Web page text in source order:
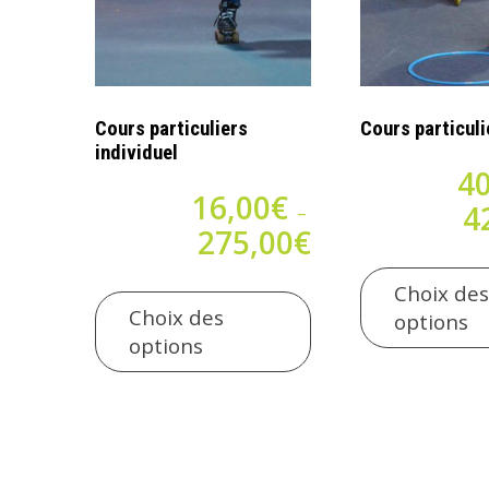
Cours particuliers
individuel
16,00€ –
275,00€Plage
16,00€
à
Choix des
options
produit
a
Cours
Choix des
options